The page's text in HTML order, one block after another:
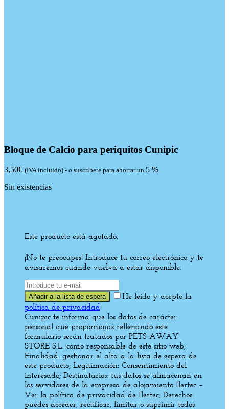
Bloque de Calcio para periquitos Cunipic
3,50€ (IVA incluido) - o suscríbete para ahorrar un 5 %
Sin existencias
Este producto está agotado.
¡No te preocupes! Introduce tu correo electrónico y te
avisaremos cuando vuelva a estar disponible.
He leído y acepto la
política de privacidad
Cunipic te informa que los datos de carácter
personal que proporcionas rellenando este
formulario serán tratados por PETS AWAY
STORE S.L. como responsable de este sitio web;
Finalidad: gestionar el alta a la lista de espera de
este producto; Legitimación: Consentimiento del
interesado; Destinatarios: tus datos se almacenan en
los servidores de la empresa de alojamiento Ilertec –
Ver la política de privacidad de Ilertec; Derechos:
puedes acceder, rectificar, limitar o suprimir todos